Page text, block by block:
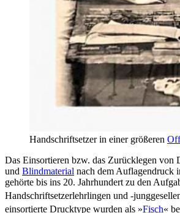
Handschriftsetzer in einer größeren
Das Einsortieren bzw. das Zurücklegen von
und Blindmaterial nach dem Auflagendruck
gehörte bis ins 20. Jahrhundert zu den
Handschriftsetzerlehrlingen und -
einsortierte Drucktype wurden als »Fisch«